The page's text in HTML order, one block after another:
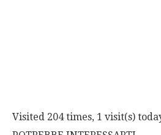
Visited 204 times, 1 visit(s)